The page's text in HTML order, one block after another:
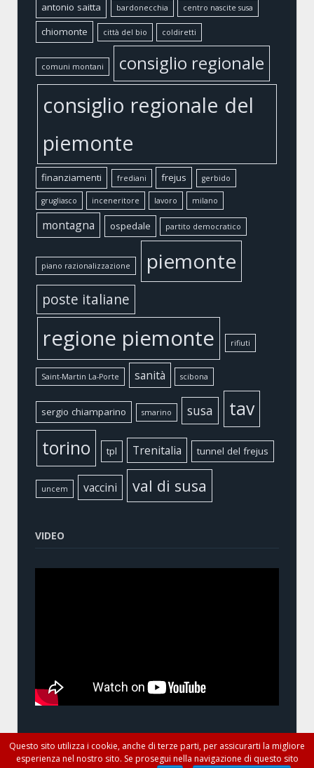
antonio saitta bardonecchia centro nascite susa
chiomonte città del bio coldiretti
comuni montani consiglio regionale
consiglio regionale del
piemonte
finanziamenti frediani frejus gerbido
grugliasco inceneritore lavoro milano
montagna ospedale partito democratico
piano razionalizzazione piemonte
poste italiane
regione piemonte rifiuti
Saint-Martin La-Porte sanità scibona
sergio chiamparino smarino susa
tav
torino
tpl Trenitalia tunnel del frejus
uncem vaccini val di susa
VIDEO
© Antonio Ferrentino - Consigliere Regionale del
Questo sito utilizza i cookie, anche di terze parti, per assicurarti la migliore
esperienza nel nostro sito. Se prosegui nella navigazione di questo sito